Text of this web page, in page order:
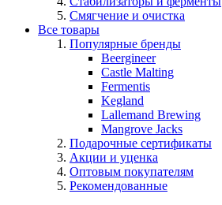
Смягчение и очистка
Все товары
Популярные бренды
Beergineer
Castle Malting
Fermentis
Kegland
Lallemand Brewing
Mangrove Jacks
Подарочные сертификаты
Акции и уценка
Оптовым покупателям
Рекомендованные